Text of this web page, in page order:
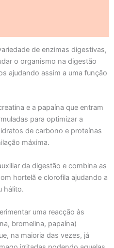
de enzimas digestivas,
o organismo na digestão
ajudando assim a uma função
e a papaína que entram
para optimizar a
de carbono e proteínas
máxima.
da digestão e combina as
hortelã e clorofila ajudando a
hálito.
uma reacção às
bromelina, papaína)
na maioria das vezes, já